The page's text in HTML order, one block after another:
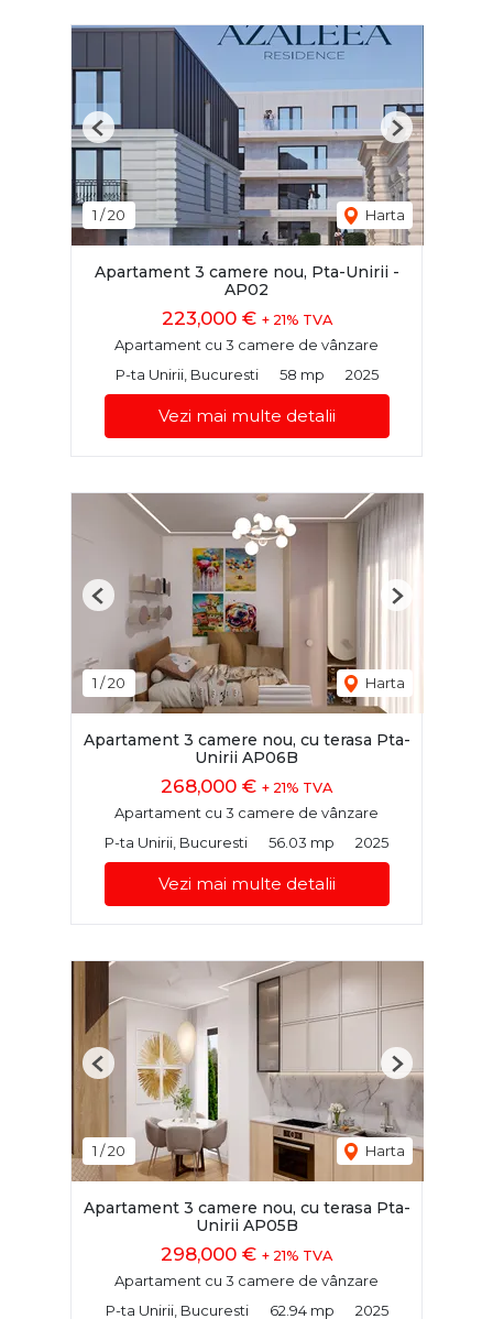
1 /20 Harta
Previous Next
Apartament 3 camere nou, Pta-Unirii -
AP02
223,000 € + 21% TVA
Apartament cu 3 camere de vânzare
P-ta Unirii, Bucuresti
58 mp 2025
Vezi mai multe detalii
1 /20 Harta
Previous Next
Apartament 3 camere nou, cu terasa Pta-
Unirii AP06B
268,000 € + 21% TVA
Apartament cu 3 camere de vânzare
P-ta Unirii, Bucuresti
56.03 mp 2025
Vezi mai multe detalii
1 /20 Harta
Previous Next
Apartament 3 camere nou, cu terasa Pta-
Unirii AP05B
298,000 € + 21% TVA
Apartament cu 3 camere de vânzare
P-ta Unirii, Bucuresti
62.94 mp 2025